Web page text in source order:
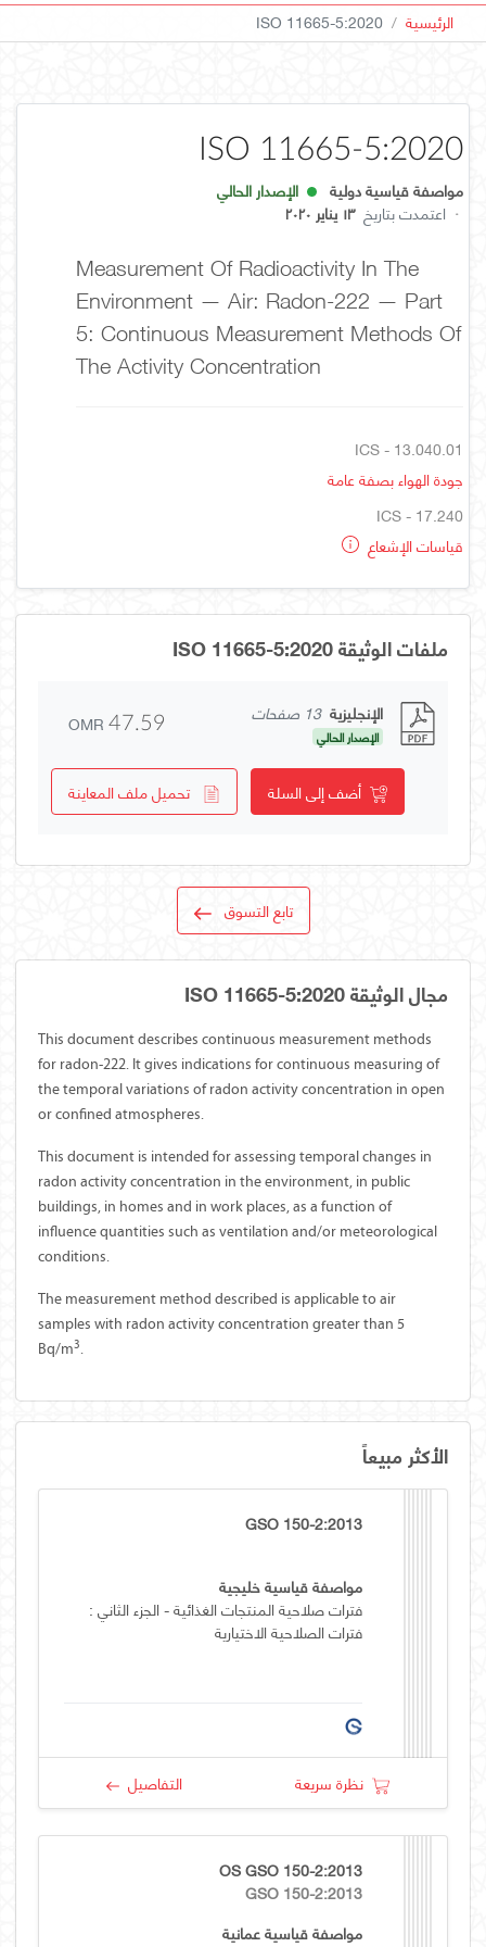
الرئيسية ISO 11665-5:2020
ISO 11665-5:2020
مواصفة قياسية دولية
الإصدار الحالي
· اعتمدت بتاريخ ١٣ يناير ٢٠٢٠
Measurement Of Radioactivity In The
Environment — Air: Radon-222 — Part
5: Continuous Measurement Methods Of
The Activity Concentration
ICS - 13.040.01
جودة الهواء بصفة عامة
ICS - 17.240
قياسات الإشعاع
ملفات الوثيقة ISO 11665-5:2020
الإنجليزية 13 صفحات
الإصدار الحالي OMR 47.59
أضف إلى السلة تحميل ملف المعاينة
تابع التسوق
مجال الوثيقة ISO 11665-5:2020
This document describes continuous measurement methods
for radon-222. It gives indications for continuous measuring of
the temporal variations of radon activity concentration in open
or confined atmospheres.
This document is intended for assessing temporal changes in
radon activity concentration in the environment, in public
buildings, in homes and in work places, as a function of
influence quantities such as ventilation and/or meteorological
conditions.
The measurement method described is applicable to air
samples with radon activity concentration greater than 5
Bq/m3.
الأكثر مبيعاً
GSO 150-2:2013
مواصفة قياسية خليجية
فترات صلاحية المنتجات الغذائية - الجزء الثاني :
فترات الصلاحية الاختيارية
نظرة سريعة التفاصيل
OS GSO 150-2:2013
GSO 150-2:2013
مواصفة قياسية عمانية